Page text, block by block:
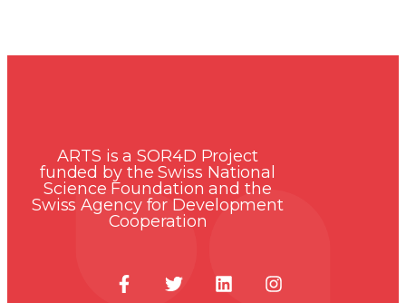
ARTS is a SOR4D Project
funded by the Swiss National
Science Foundation and the
Swiss Agency for Development
Cooperation